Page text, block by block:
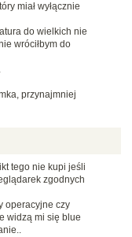
miał wyłącznie
do wielkich nie
wróciłbym do
przynajmniej
tego nie kupi jeśli
zgodnych
operacyjne czy
widzą mi się blue